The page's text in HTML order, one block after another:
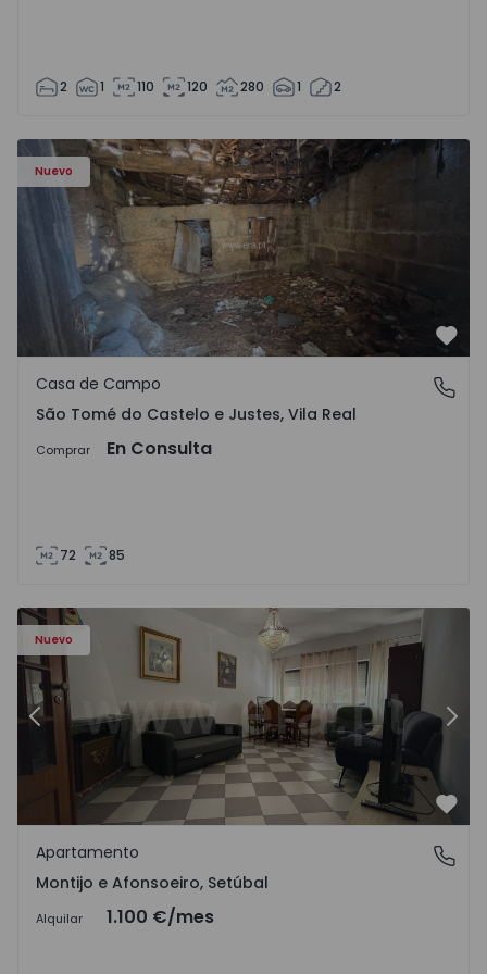
2 1 110 120 280 1 2
Nuevo
Casa Vila Real, São Tomé do Castelo e Justes - 1575189 - 1
São Tomé do Castelo e Justes, Vila Real
Casa de Campo
São Tomé do Castelo e Justes, Vila Real
Comprar En Consulta
72 85
Nuevo
- 1
Apartamento T2 Montijo, Montijo e Afonsoeiro -
Anterior
Montijo e Afonsoeiro, Setúbal
Apartamento
Montijo e Afonsoeiro, Setúbal
Alquilar 1.100 €/mes